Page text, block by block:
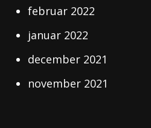
februar 2022
januar 2022
december 2021
november 2021